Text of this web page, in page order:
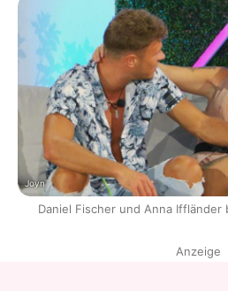
Joyn
Daniel Fischer und Anna
Anzeige